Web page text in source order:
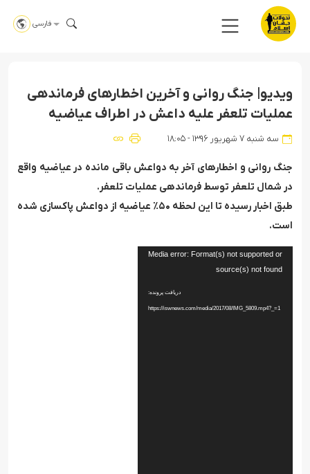
فارسی
ویدیو| جنگ روانى و آخرین اخطارهاى فرماندهى
عملیات تلعفر علیه داعش در اطراف عیاضیه
سه شنبه ۷ شهریور ۱۳۹۶ - ۱۸:۰۵
جنگ روانى و اخطارهاى آخر به دواعش باقى مانده در عیاضیه واقع
در شمال تلعفر توسط فرماندهى عملیات تلعفر.
طبق اخبار رسیده تا این لحظه ۵۰٪‏ عیاضیه از دواعش پاکسازی شده
است.
ویدیو
Media error: Format(s) not supported or
source(s) not found
دریافت پرونده:
https://iswnews.com/media/2017/08/IMG_5809.mp4?_=1